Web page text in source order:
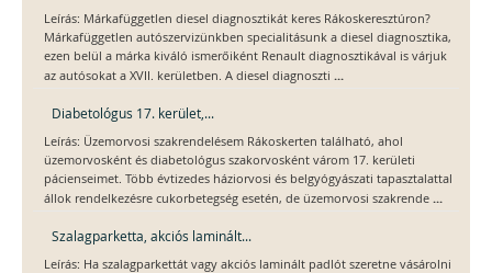
Leírás: Márkafüggetlen diesel diagnosztikát keres Rákoskeresztúron?
Márkafüggetlen autószervizünkben specialitásunk a diesel diagnosztika,
ezen belül a márka kiváló ismerőiként Renault diagnosztikával is várjuk
az autósokat a XVII. kerületben. A diesel diagnoszti ...
Diabetológus 17. kerület,...
Leírás: Üzemorvosi szakrendelésem Rákoskerten található, ahol
üzemorvosként és diabetológus szakorvosként várom 17. kerületi
pácienseimet. Több évtizedes háziorvosi és belgyógyászati tapasztalattal
állok rendelkezésre cukorbetegség esetén, de üzemorvosi szakrende ...
Szalagparketta, akciós laminált...
Leírás: Ha szalagparkettát vagy akciós laminált padlót szeretne vásárolni